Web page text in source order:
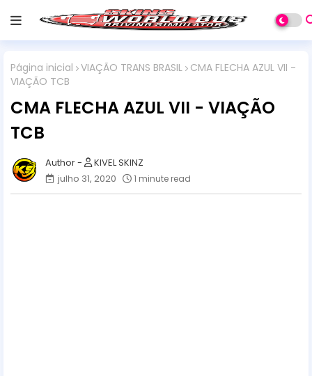
Página inicial VIAÇÃO TRANS BRASIL CMA FLECHA AZUL VII -
VIAÇÃO TCB
CMA FLECHA AZUL VII - VIAÇÃO
TCB
KIVEL SKINZ
julho 31, 2020
1 minute read